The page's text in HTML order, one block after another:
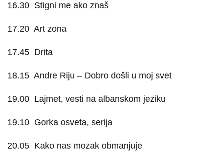
16.30 Stigni me ako znaš
17.20 Art zona
17.45 Drita
18.15 Andre Riju – Dobro došli u moj svet
19.00 Lajmet, vesti na albanskom jeziku
19.10 Gorka osveta, serija
20.05 Kako nas mozak obmanjuje